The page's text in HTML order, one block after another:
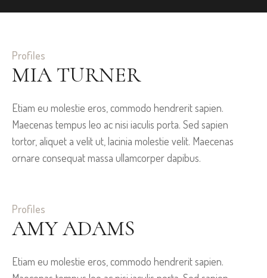
Profiles
MIA TURNER
Etiam eu molestie eros, commodo hendrerit sapien.
Maecenas tempus leo ac nisi iaculis porta. Sed sapien
tortor, aliquet a velit ut, lacinia molestie velit. Maecenas
ornare consequat massa ullamcorper dapibus.
Profiles
AMY ADAMS
Etiam eu molestie eros, commodo hendrerit sapien.